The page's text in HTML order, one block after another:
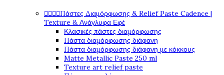
Πάστες Διαμόρφωσης & Relief Paste Cadence |
Texture & Ανάγλυφα Εφέ
Κλασικές πάστες διαμόρφωσης
Πάστα διαμόρφωσης διάφανη
Πάστα διαμόρφωσης διάφανη με κόκκους
Matte Metallic Paste 250 ml
Texture art relief paste